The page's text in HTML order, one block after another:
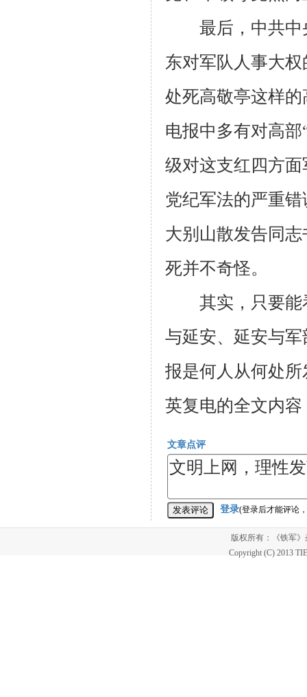
最后，中共中
东对军队人事大
处死高敬亭这样
电报中多有对高部
级对这支红四方
党纪军法的严重
大别山散发告同
死并不奇怪。
其实，只要能
与延安、延安与
报是何人从何处
英复电的全文内
文章点评
登录(登录后才能评论
版权所有：《铁军
Copyright (C) 2013